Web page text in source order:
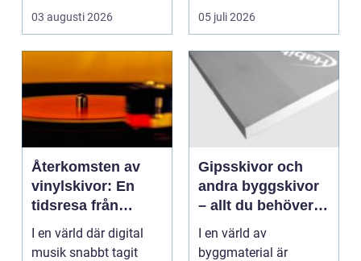
en praktisk de...
03 augusti 2026
en god &o...
05 juli 2026
Återkomsten av
vinylskivor: En
tidsresa från
nostalgi till nutid
I en värld där digital
musik snabbt tagit
Gipsskivor och
andra byggskivor
– allt du behöver
veta
I en värld av
byggmaterial är